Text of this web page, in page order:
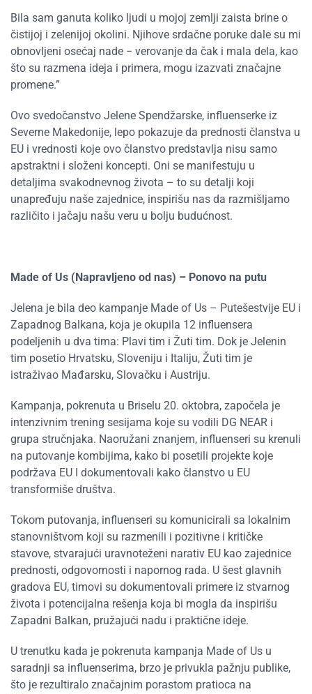
Bila sam ganuta koliko ljudi u mojoj zemlji zaista brine o
čistijoj i zelenijoj okolini. Njihove srdačne poruke dale su mi
obnovljeni osećaj nade − verovanje da čak i mala dela, kao
što su razmena ideja i primera, mogu izazvati značajne
promene.”
Ovo svedočanstvo Jelene Spendžarske, influenserke iz
Severne Makedonije, lepo pokazuje da prednosti članstva u
EU i vrednosti koje ovo članstvo predstavlja nisu samo
apstraktni i složeni koncepti. Oni se manifestuju u
detaljima svakodnevnog života – to su detalji koji
unapređuju naše zajednice, inspirišu nas da razmišljamo
različito i jačaju našu veru u bolju budućnost.
Made of Us (Napravljeno od nas) – Ponovo na putu
Jelena je bila deo kampanje Made of Us – Putešestvije EU i
Zapadnog Balkana, koja je okupila 12 influensera
podeljenih u dva tima: Plavi tim i Žuti tim. Dok je Jelenin
tim posetio Hrvatsku, Sloveniju i Italiju, Žuti tim je
istraživao Mađarsku, Slovačku i Austriju.
Kampanja, pokrenuta u Briselu 20. oktobra, započela je
intenzivnim trening sesijama koje su vodili DG NEAR i
grupa stručnjaka. Naoružani znanjem, influenseri su krenuli
na putovanje kombijima, kako bi posetili projekte koje
podržava EU I dokumentovali kako članstvo u EU
transformiše društva.
Tokom putovanja, influenseri su komunicirali sa lokalnim
stanovništvom koji su razmenili i pozitivne i kritičke
stavove, stvarajući uravnoteženi narativ EU kao zajednice
prednosti, odgovornosti i napornog rada. U šest glavnih
gradova EU, timovi su dokumentovali primere iz stvarnog
života i potencijalna rešenja koja bi mogla da inspirišu
Zapadni Balkan, pružajući nadu i praktične ideje.
U trenutku kada je pokrenuta kampanja Made of Us u
saradnji sa influenserima, brzo je privukla pažnju publike,
što je rezultiralo značajnim porastom pratioca na